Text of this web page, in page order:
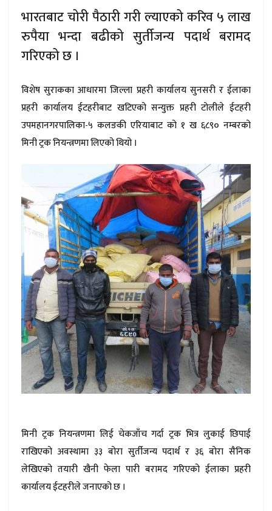
भारतबाट चोरी पैठारी गरी ल्याएको करिव ५ लाख
रुपैया भन्दा बढीको सुर्तीजन्य पदार्थ बरामद
गरिएको छ ।
विशेष सुराकका आधारमा जिल्ला प्रहरी कार्यालय सुनसरी र ईलाका
प्रहरी कार्यालय ईटहरीबाट खटिएको सन्युक्त प्रहरी टोलीले ईटहरी
उपमहानगरपालिका-५ कलङकी एरियाबाट को १ ख ६८९० नम्बरको
मिनी ट्रक नियन्त्रणमा लिएको थियो ।
मिनी ट्रक नियन्त्रणमा लिई चेकजाँच गर्दा ट्रक भित्र लुकाई छिपाई
राखिएको अवस्थामा ३३ बोरा सुर्तीजन्य पदार्थ र ३६ बोरा सैनिक
लेखिएको तयारी खैनी फेला पारी बरामद गरिएको ईलाका प्रहरी
कार्यालय ईटहरीले जनाएको छ ।